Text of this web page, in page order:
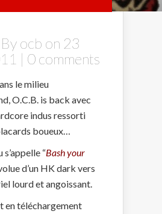
ocb on 23
| 0 comments
le milieu
O.C.B. is back avec
indus ressorti
boueux…
s’appelle “Bash your
d’un HK dark vers
lourd et angoissant.
en téléchargement